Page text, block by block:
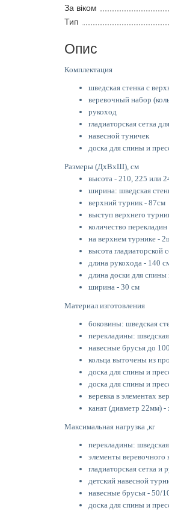
За віком
Тип
Опис
Комплектация
шведская стенка с
веревочный набор
рукоход
гладиаторская сетка
навесной туничек
доска для спины и
Размеры (ДхВхШ), см
высота - 210, 225 или
ширина: шведская
верхний турник - 87см
выступ верхнего
количество
на верхнем турнике -
высота гладиаторской
длина рукохода - 140
длина доски для
ширина - 30 см
Материал изготовления
боковины: шведская
перекладины:
навесные брусья до
кольца выточены из
доска для спины и
доска для спины и
веревка в элементах
канат (диаметр 22мм) -
Максимальная нагрузка ,кг
перекладины:
элементы веревочного
гладиаторская сетка и
детский навесной
навесные брусья - 50/
доска для спины и